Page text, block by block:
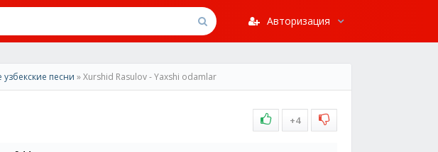
Авторизация
песни » Xurshid Rasulov - Yaxshi odamlar
+4